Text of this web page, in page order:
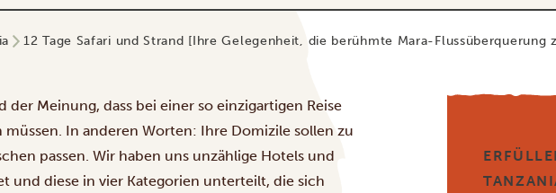
12 Tage Safari und Strand [Ihre Gelegenheit, die berühmte Mara-Flussüberquerung
der Meinung, dass bei einer so einzigartigen Reise
In anderen Worten: Ihre Domizile sollen zu
passen. Wir haben uns unzählige Hotels und
und diese in vier Kategorien unterteilt, die sich